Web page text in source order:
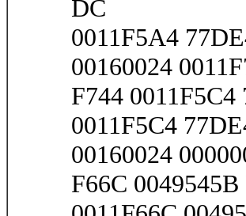
DC
0011F5A4
00160024
F744
0011F5C4
00160024
F66C